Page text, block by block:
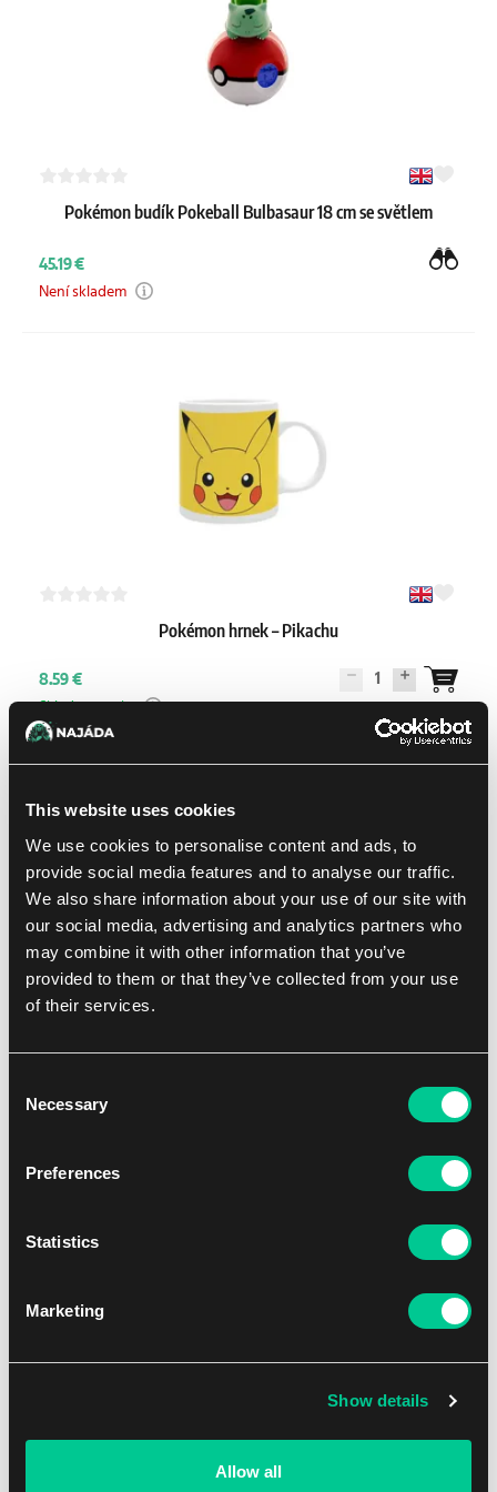
This website uses cookies
We use cookies to personalise content and ads, to
provide social media features and to analyse our traffic.
We also share information about your use of our site with
our social media, advertising and analytics partners who
may combine it with other information that you’ve
provided to them or that they’ve collected from your use
of their services.
Selection
Necessary
Preferences
Statistics
Marketing
Show details
Allow all
Pokémon budík Pokeball Bulbasaur 18 cm se světlem
45.19 €
Není skladem
Pokémon hrnek – Pikachu
8.59 € 1
-10 %
7.39 €
Pokémon hrnek – Pikachu Evolve